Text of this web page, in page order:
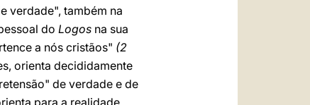
verdade", também na
do Logos na sua
a nós cristãos" (2
orienta decididamente
de verdade e de
para a realidade